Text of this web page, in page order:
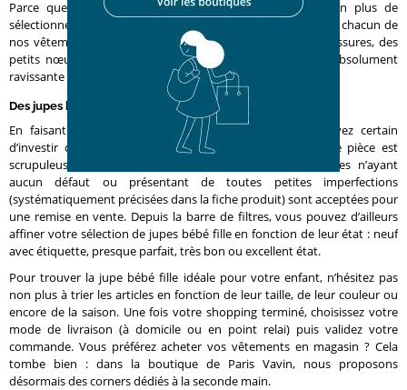
Parce que chez Jacadi, nous avons le souci du détail. En plus de
sélectionner de jolies matières, nous avons à cœur de doter chacun de
nos vêtements d’une touche de douceur. Du voile, des plissures, des
petits nœuds, des rebords à festons… Votre enfant sera absolument
ravissante dans sa
jupe bébé d’occasion.
Des jupes bébé d’occasion comme neuves… ou presque
En faisant vos achats auprès de Jacadi Seconde Vie, soyez certain
d’investir dans des vêtements à l’état impeccable. Chaque pièce est
scrupuleusement contrôlée par notre équipe. Seules celles n’ayant
aucun défaut ou présentant de toutes petites imperfections
(systématiquement précisées dans la fiche produit) sont acceptées pour
une remise en vente. Depuis la barre de filtres, vous pouvez d’ailleurs
affiner votre sélection de jupes bébé fille en fonction de leur état : neuf
avec étiquette, presque parfait, très bon ou excellent état.
Pour trouver la jupe bébé fille idéale pour votre enfant, n’hésitez pas
non plus à trier les articles en fonction de leur taille, de leur couleur ou
encore de la saison. Une fois votre shopping terminé, choisissez votre
mode de livraison (à domicile ou en point relai) puis validez votre
commande. Vous préférez acheter vos vêtements en magasin ? Cela
tombe bien : dans la boutique de Paris Vavin, nous proposons
désormais des corners dédiés à la seconde main.